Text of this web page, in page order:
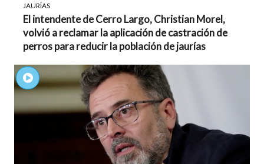
JAURÍAS
El intendente de Cerro Largo, Christian Morel,
volvió a reclamar la aplicación de castración de
perros para reducir la población de jaurías